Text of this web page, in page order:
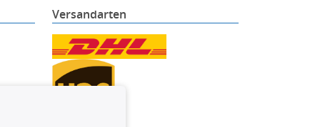
Versandarten